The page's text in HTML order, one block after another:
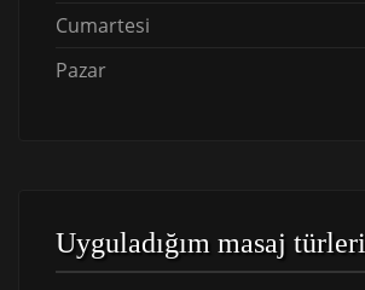
Cumartesi
Pazar
Uyguladığım masaj türleri